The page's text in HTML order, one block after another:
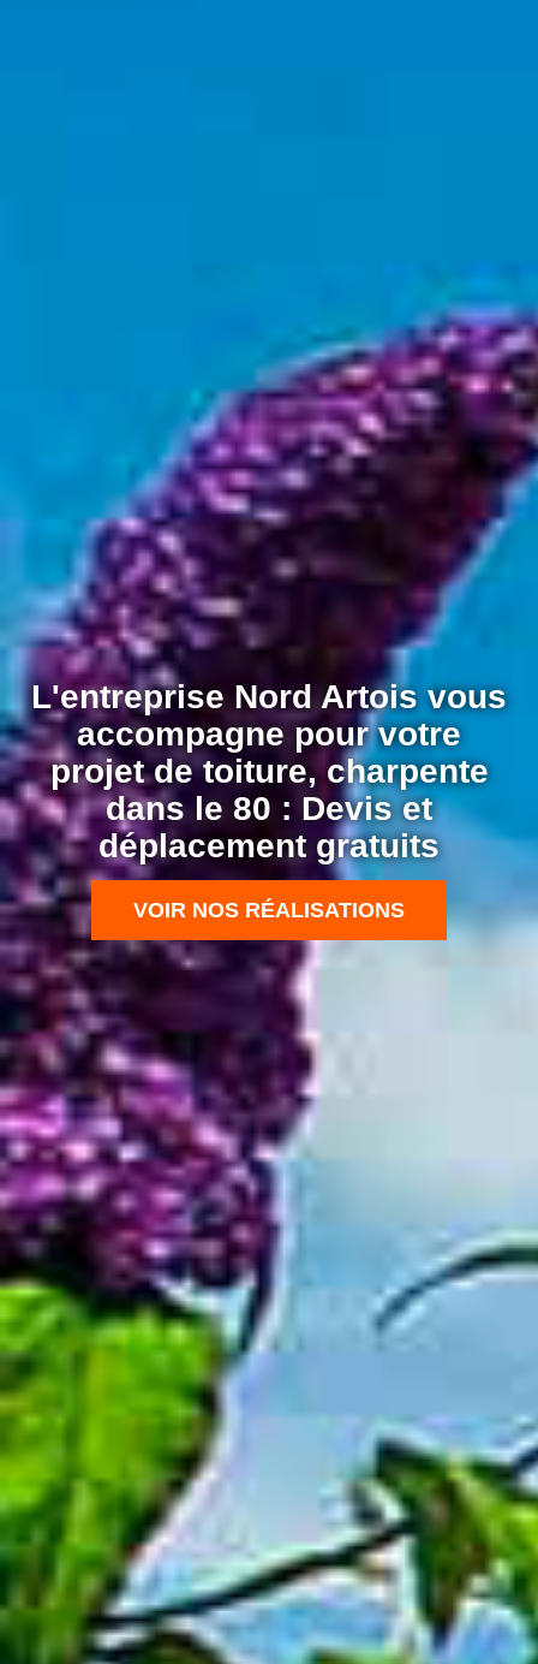
L'entreprise Nord Artois vous
accompagne pour votre
projet de toiture, charpente
dans le 80 : Devis et
déplacement gratuits
VOIR NOS RÉALISATIONS